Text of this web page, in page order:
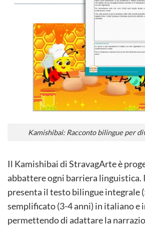
Kamishibai: Racconto bilingue per
Il Kamishibai di StravagArte è
abbattere ogni barriera linguistica.
presenta il testo bilingue integrale
semplificato (3-4 anni) in italiano e
permettendo di adattare la